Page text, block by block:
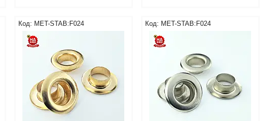
MET-STAB:F024 MET-STAB:F024